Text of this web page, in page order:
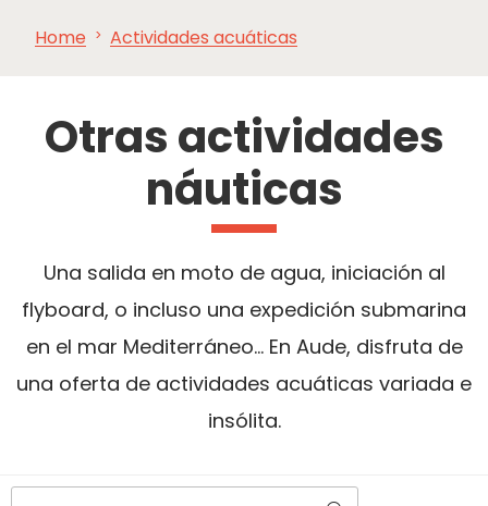
Home Actividades acuáticas
Otras actividades
náuticas
Una salida en moto de agua, iniciación al
flyboard, o incluso una expedición submarina
en el mar Mediterráneo... En Aude, disfruta de
una oferta de actividades acuáticas variada e
insólita.